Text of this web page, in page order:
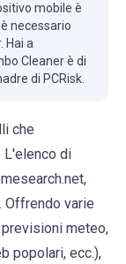
mobile è
necessario
Hai a
Cleaner è di
di PCRisk.
che
L'elenco di
Offrendo varie
meteo,
popolari, ecc.),